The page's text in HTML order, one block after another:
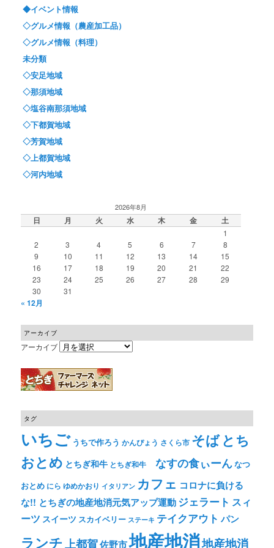
◆イベント情報
◇グルメ情報（農産加工品）
◇グルメ情報（料理）
未分類
◇安足地域
◇那須地域
◇塩谷南那須地域
◇下都賀地域
◇芳賀地域
◇上都賀地域
◇河内地域
2026年8月
日 月 火 水 木 金 土
1
2
3 4 5 6 7
8
9
10 11 12 13 14
15
16
17 18 19 20 21
22
23
24 25 26 27 28
29
30
31
« 12月
アーカイブ
アーカイブ
タグ
いちご うちで作ろう かんぴょう さくら市 そばとち
おとめ とちぎ和牛 とちぎ和牛 なすの食ぃーんなつ
おとめ にら ゆめかおり イタリアン カフェ コロナに負ける
な!! とちぎの地産地消元気アップ運動ジェラート スィ
ーツ スイーツ スカイベリー ステーキ テイクアウト パン
ランチ上都賀佐野市地産地消地産地消